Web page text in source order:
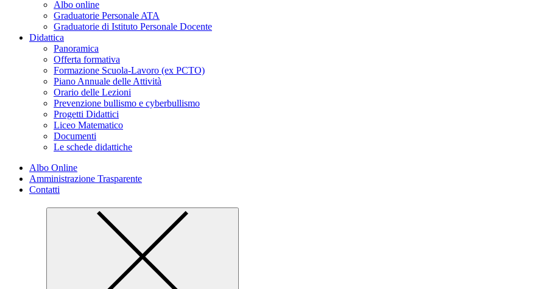
Albo online
Graduatorie Personale ATA
Graduatorie di Istituto Personale Docente
Didattica
Panoramica
Offerta formativa
Formazione Scuola-Lavoro (ex PCTO)
Piano Annuale delle Attività
Orario delle Lezioni
Prevenzione bullismo e cyberbullismo
Progetti Didattici
Liceo Matematico
Documenti
Le schede didattiche
Albo Online
Amministrazione Trasparente
Contatti